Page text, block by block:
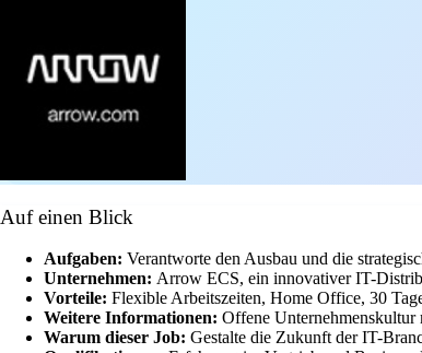
Auf einen Blick
Aufgaben: Verantworte den Ausbau und die
Unternehmen: Arrow ECS, ein innovativer IT-
Vorteile: Flexible Arbeitszeiten, Home Office, 30
Weitere Informationen: Offene
Warum dieser Job: Gestalte die Zukunft der IT-